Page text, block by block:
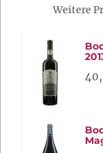
Weitere